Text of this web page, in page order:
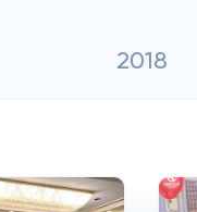
2018